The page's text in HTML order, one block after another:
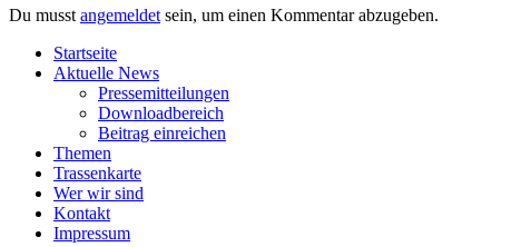
Du musst angemeldet sein, um einen Kommentar abzugeben.
Start­sei­te
Aktu­el­le News
Pres­se­mit­tei­lun­gen
Down­load­be­reich
Bei­trag einreichen
The­men
Tras­sen­kar­te
Wer wir sind
Kon­takt
Impres­sum